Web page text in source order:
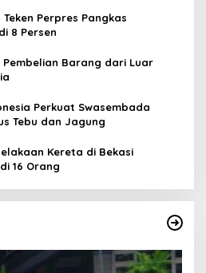
Perpres Pangkas
8 Persen
Pembelian Barang dari Luar
Perkuat Swasembada
Tebu dan Jagung
Kereta di Bekasi
16 Orang